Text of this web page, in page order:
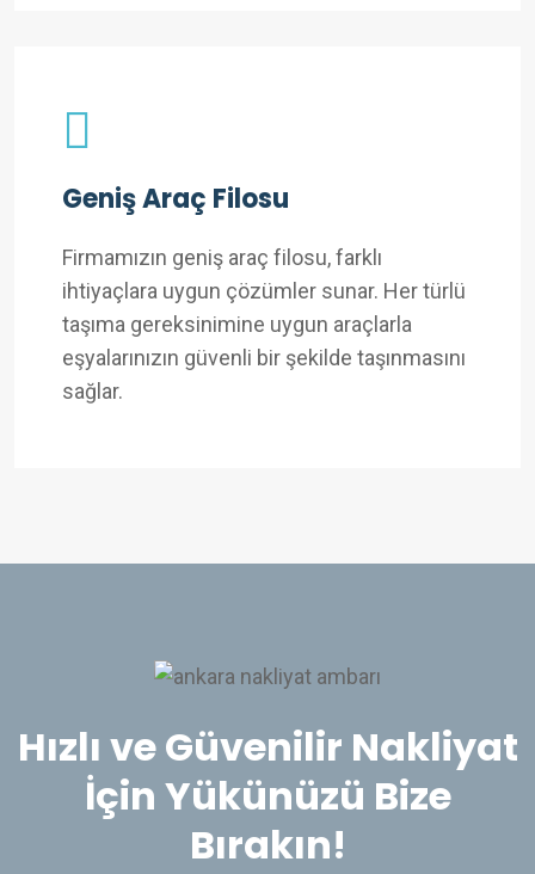
Geniş Araç Filosu
Firmamızın geniş araç filosu, farklı
ihtiyaçlara uygun çözümler sunar. Her türlü
taşıma gereksinimine uygun araçlarla
eşyalarınızın güvenli bir şekilde taşınmasını
sağlar.
Hızlı ve Güvenilir Nakliyat
İçin Yükünüzü Bize
Bırakın!